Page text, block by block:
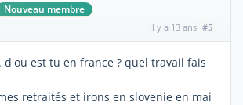
Nouveau membre
il y a 13 ans #5
est tu en france ? quel travail fais
retraités et irons en slovenie en mai